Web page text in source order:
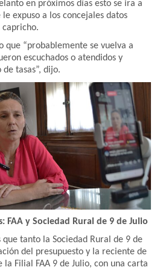
en próximos días esto se ira a
expuso a los concejales datos
capricho.
que “probablemente se vuelva a
escuchados o atendidos y
tasas”, dijo.
FAA y Sociedad Rural de 9 de Julio
tanto la Sociedad Rural de 9 de
del presupuesto y la reciente de
Filial FAA 9 de Julio, con una carta